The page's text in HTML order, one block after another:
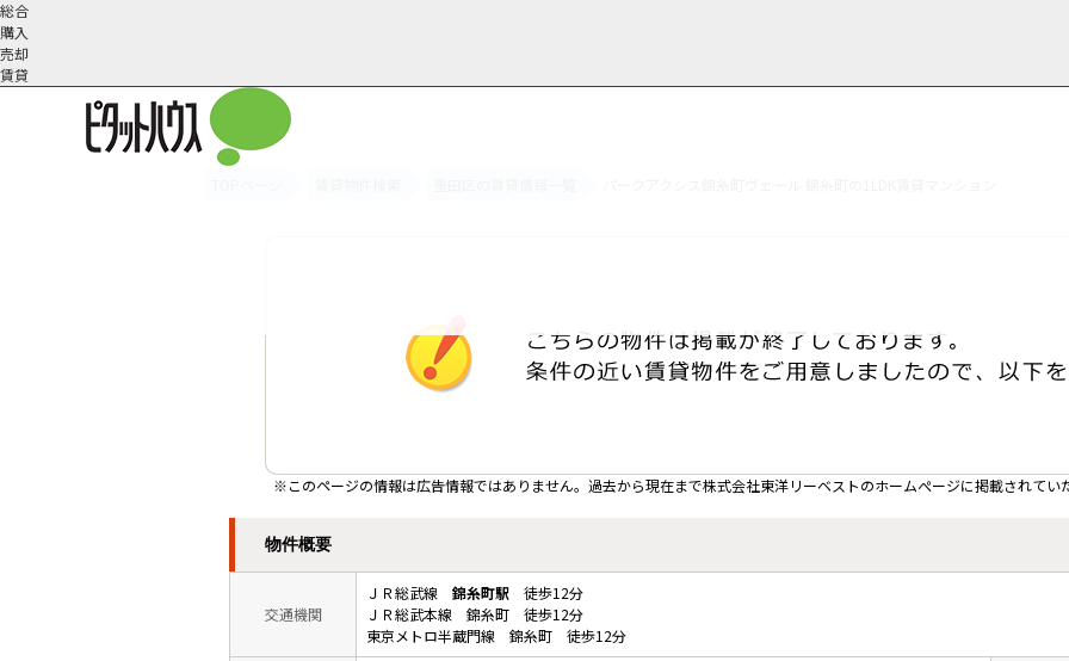
総合
購入
売却
賃貸
※このページの情報は広告情報ではありません。過去から現在まで株式会社東洋リーベストのホームぺージに掲載されてい
物件概要
交通機関
ＪＲ総武線 錦糸町駅 徒歩12分
ＪＲ総武本線 錦糸町 徒歩12分
東京メトロ半蔵門線 錦糸町 徒歩12分